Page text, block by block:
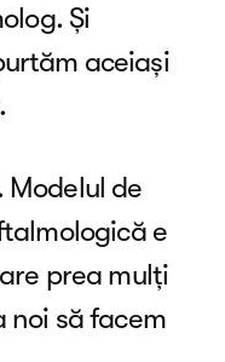
Și
aceiași
Modelul de
e
prea mulți
noi să facem